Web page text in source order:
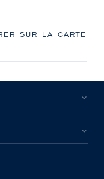
SUR LA CARTE